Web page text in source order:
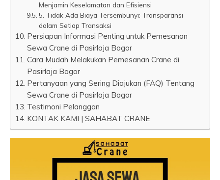
Menjamin Keselamatan dan Efisiensi
5. Tidak Ada Biaya Tersembunyi: Transparansi
dalam Setiap Transaksi
Persiapan Informasi Penting untuk Pemesanan
Sewa Crane di Pasirlaja Bogor
Cara Mudah Melakukan Pemesanan Crane di
Pasirlaja Bogor
Pertanyaan yang Sering Diajukan (FAQ) Tentang
Sewa Crane di Pasirlaja Bogor
Testimoni Pelanggan
KONTAK KAMI | SAHABAT CRANE